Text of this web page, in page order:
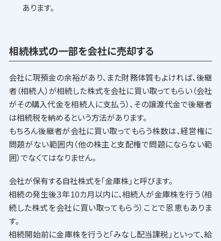
あります。
相続株式の一部を会社に売却する
会社に現預金の余裕があり、また財務体質もよければ、後継
者（相続人）が相続した株式を会社に買い取ってもらい（会社
がその購入代金を相続人に支払う）、その譲渡代金で後継者
は相続税を納めるという方法があります。
もちろん後継者が会社に買い取ってもらう株数は、経営権に
問題がない範囲内（他の株主と支配権で問題にならない範
囲）でなくてはなりません。
会社が保有する自社株式を「金庫株」と呼びます。
相続の発生後３年10カ月以内に、相続人が金庫株を行う（相
続した株式を会社に買い取ってもらう）ことで恩恵もありま
す。
相続開始前に金庫株を行うと「みなし配当課税」といって、給